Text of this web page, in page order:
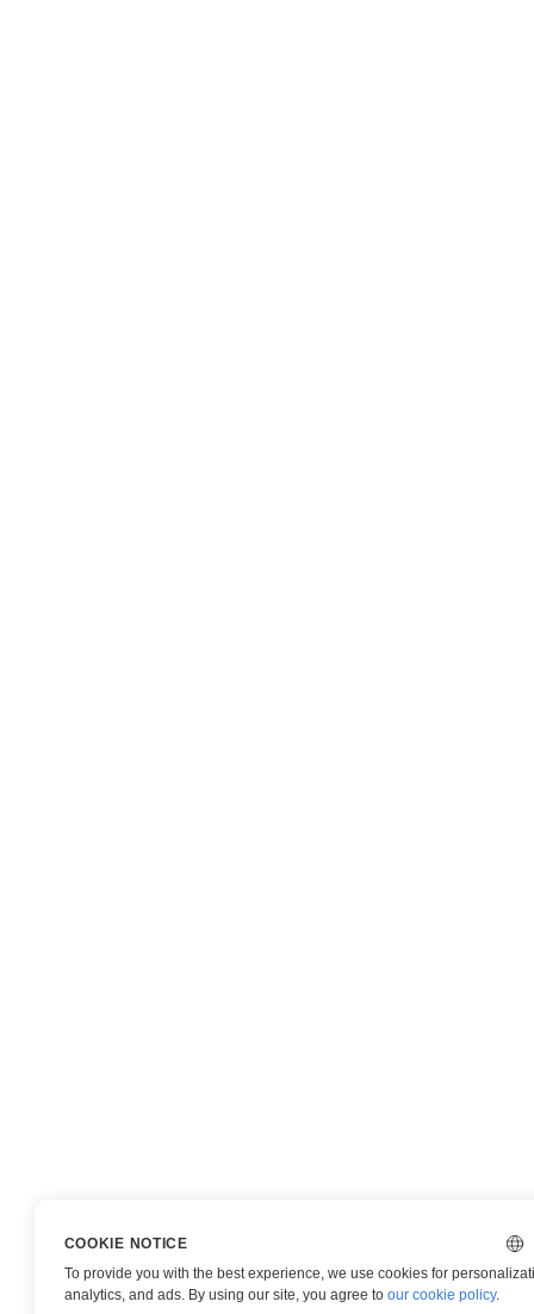
COOKIE NOTICE
To provide you with the best experience, we use cookies for
analytics, and ads. By using our site, you agree to our cookie policy.